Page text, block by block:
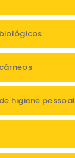
higiene pessoal